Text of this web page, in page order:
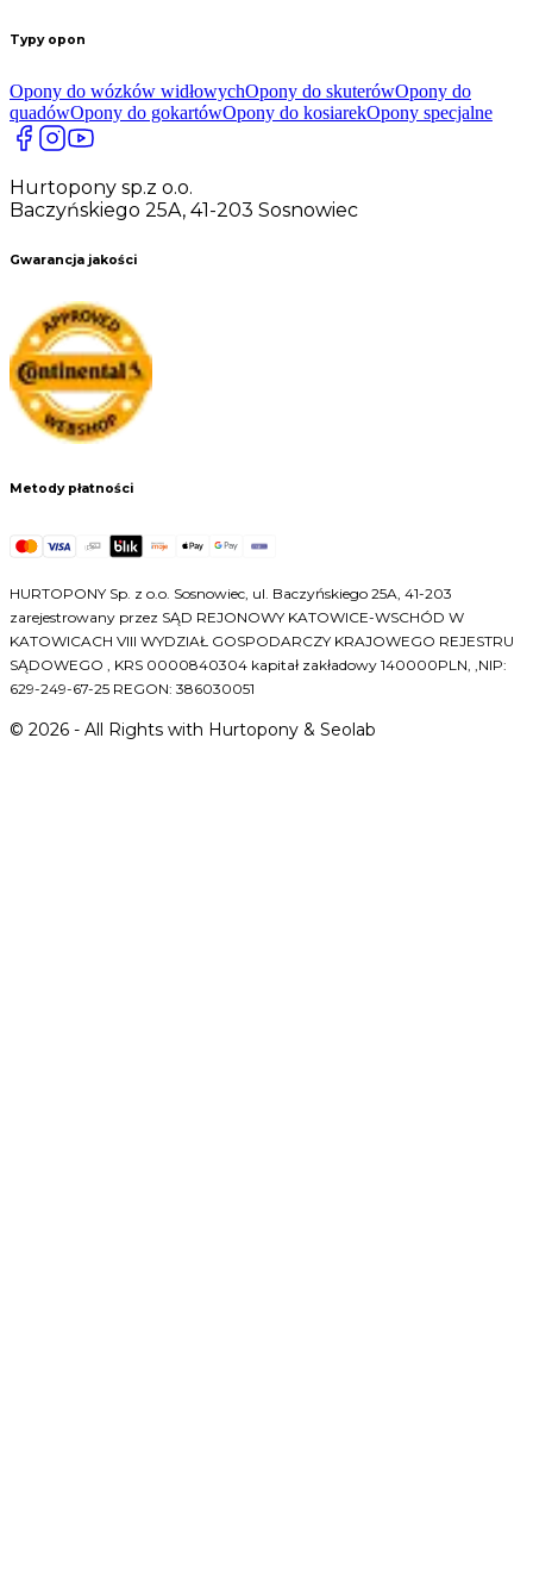
Typy opon
Opony do wózków widłowychOpony do skuterówOpony do
quadówOpony do gokartówOpony do kosiarekOpony specjalne
Hurtopony sp.z o.o.
Baczyńskiego 25A, 41-203 Sosnowiec
Gwarancja jakości
Metody płatności
HURTOPONY Sp. z o.o. Sosnowiec, ul. Baczyńskiego 25A, 41-203
zarejestrowany przez SĄD REJONOWY KATOWICE-WSCHÓD W
KATOWICACH VIII WYDZIAŁ GOSPODARCZY KRAJOWEGO REJESTRU
SĄDOWEGO , KRS 0000840304 kapitał zakładowy 140000PLN, ,NIP:
629-249-67-25 REGON: 386030051
© 2026 - All Rights with Hurtopony & Seolab